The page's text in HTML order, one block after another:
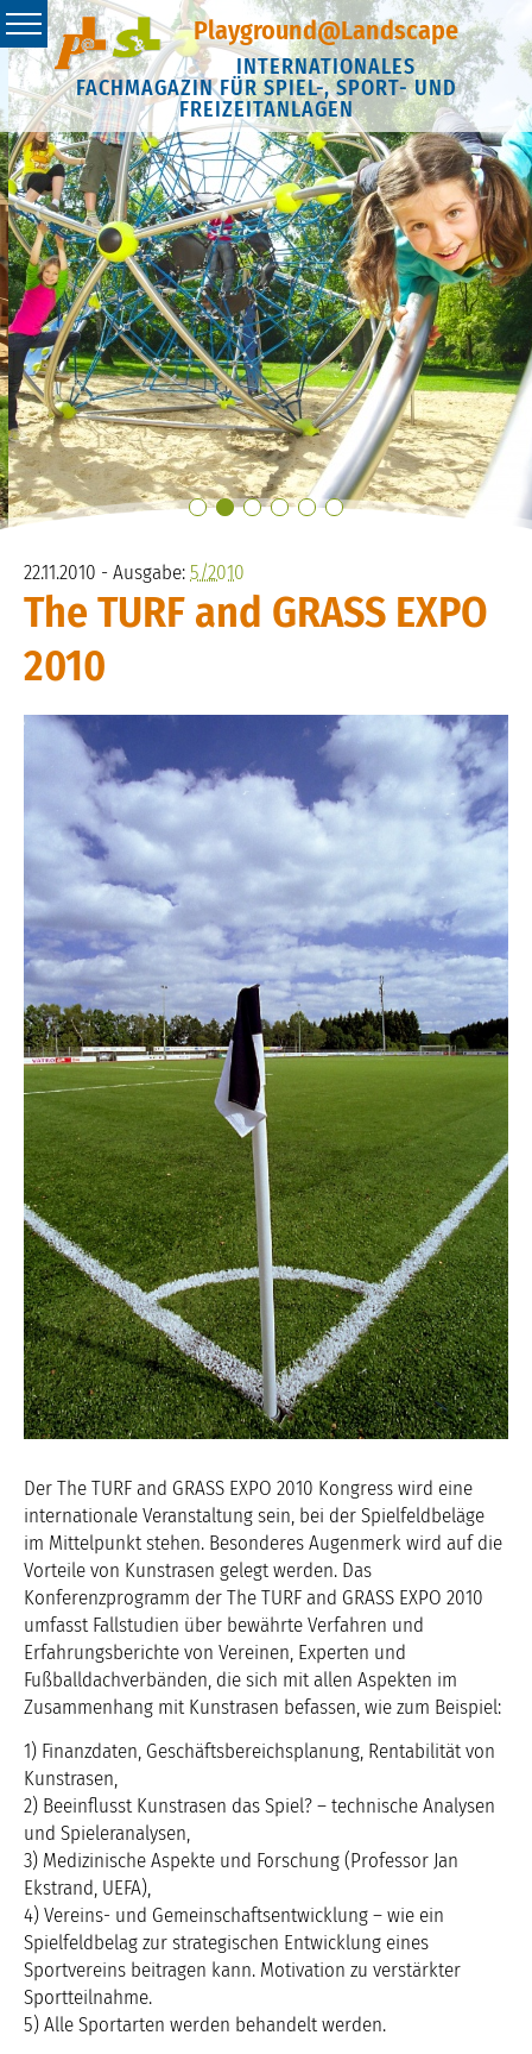
Playground@Landscape
INTERNATIONALES
FACHMAGAZIN FÜR SPIEL-, SPORT- UND
FREIZEITANLAGEN
22.11.2010 - Ausgabe:5/2010
The TURF and GRASS EXPO
2010
Der The TURF and GRASS EXPO 2010 Kongress wird eine
internationale Veranstaltung sein, bei der Spielfeldbeläge
im Mittelpunkt stehen. Besonderes Augenmerk wird auf die
Vorteile von Kunstrasen gelegt werden. Das
Konferenzprogramm der The TURF and GRASS EXPO 2010
umfasst Fallstudien über bewährte Verfahren und
Erfahrungsberichte von Vereinen, Experten und
Fußballdachverbänden, die sich mit allen Aspekten im
Zusammenhang mit Kunstrasen befassen, wie zum Beispiel:
1) Finanzdaten, Geschäftsbereichsplanung, Rentabilität von
Kunstrasen,
2) Beeinflusst Kunstrasen das Spiel? – technische Analysen
und Spieleranalysen,
3) Medizinische Aspekte und Forschung (Professor Jan
Ekstrand, UEFA),
4) Vereins- und Gemeinschaftsentwicklung – wie ein
Spielfeldbelag zur strategischen Entwicklung eines
Sportvereins beitragen kann. Motivation zu verstärkter
Sportteilnahme.
5) Alle Sportarten werden behandelt werden.